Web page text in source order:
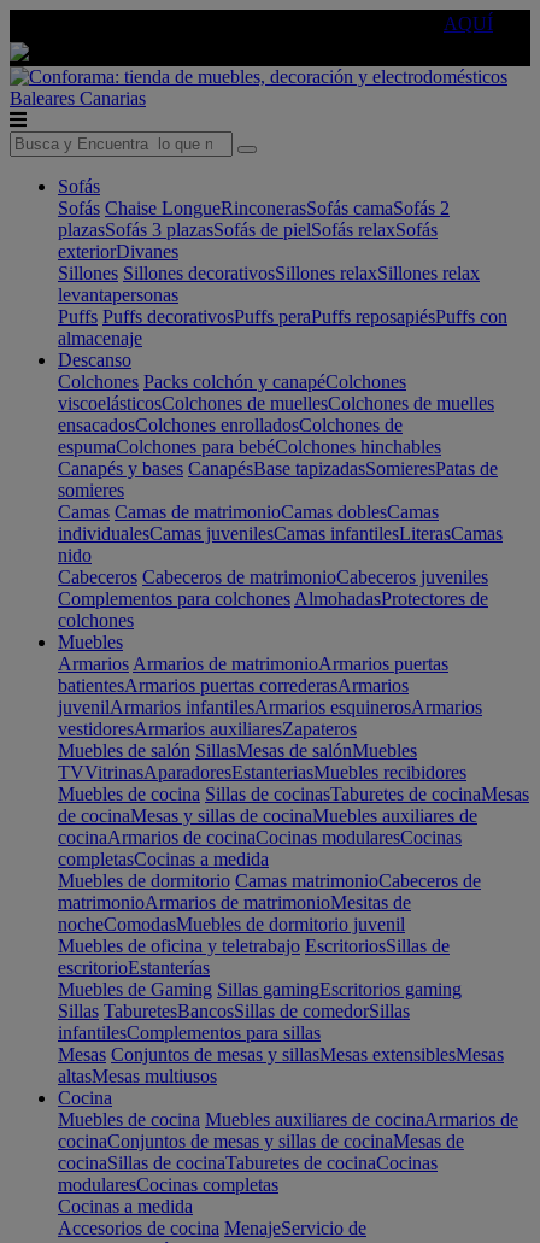
AQUÍ
Baleares Canarias
Sofás
Sofás Chaise LongueRinconerasSofás camaSofás 2
plazasSofás 3 plazasSofás de pielSofás relaxSofás
exteriorDivanes
Sillones Sillones decorativosSillones relaxSillones relax
levantapersonas
Puffs Puffs decorativosPuffs peraPuffs reposapiésPuffs con
almacenaje
Descanso
Colchones Packs colchón y canapéColchones
viscoelásticosColchones de muellesColchones de muelles
ensacadosColchones enrolladosColchones de
espumaColchones para bebéColchones hinchables
Canapés y bases CanapésBase tapizadasSomieresPatas de
somieres
Camas Camas de matrimonioCamas doblesCamas
individualesCamas juvenilesCamas infantilesLiterasCamas
nido
Cabeceros Cabeceros de matrimonioCabeceros juveniles
Complementos para colchones AlmohadasProtectores de
colchones
Muebles
Armarios Armarios de matrimonioArmarios puertas
batientesArmarios puertas correderasArmarios
juvenilArmarios infantilesArmarios esquinerosArmarios
vestidoresArmarios auxiliaresZapateros
Muebles de salón SillasMesas de salónMuebles
TVVitrinasAparadoresEstanteriasMuebles recibidores
Muebles de cocina Sillas de cocinasTaburetes de cocinaMesas
de cocinaMesas y sillas de cocinaMuebles auxiliares de
cocinaArmarios de cocinaCocinas modularesCocinas
completasCocinas a medida
Muebles de dormitorio Camas matrimonioCabeceros de
matrimonioArmarios de matrimonioMesitas de
nocheComodasMuebles de dormitorio juvenil
Muebles de oficina y teletrabajo EscritoriosSillas de
escritorioEstanterías
Muebles de Gaming Sillas gamingEscritorios gaming
Sillas TaburetesBancosSillas de comedorSillas
infantilesComplementos para sillas
Mesas Conjuntos de mesas y sillasMesas extensiblesMesas
altasMesas multiusos
Cocina
Muebles de cocina Muebles auxiliares de cocinaArmarios de
cocinaConjuntos de mesas y sillas de cocinaMesas de
cocinaSillas de cocinaTaburetes de cocinaCocinas
modularesCocinas completas
Cocinas a medida
Accesorios de cocina MenajeServicio de